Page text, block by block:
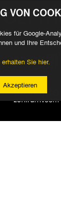
VON
für Google-
und Ihre
Sie hier.
Akzeptieren